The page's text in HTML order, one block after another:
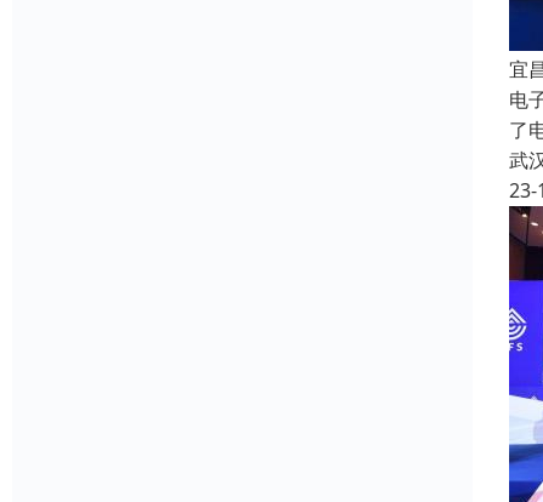
宜
电
了
武
23-